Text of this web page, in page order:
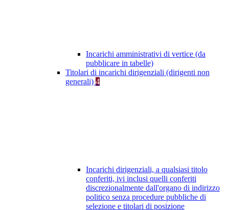
Incarichi amministrativi di vertice (da
pubblicare in tabelle)
Titolari di incarichi dirigenziali (dirigenti non
generali) 4
Incarichi dirigenziali, a qualsiasi titolo
conferiti, ivi inclusi quelli conferiti
discrezionalmente dall'organo di indirizzo
politico senza procedure pubbliche di
selezione e titolari di posizione